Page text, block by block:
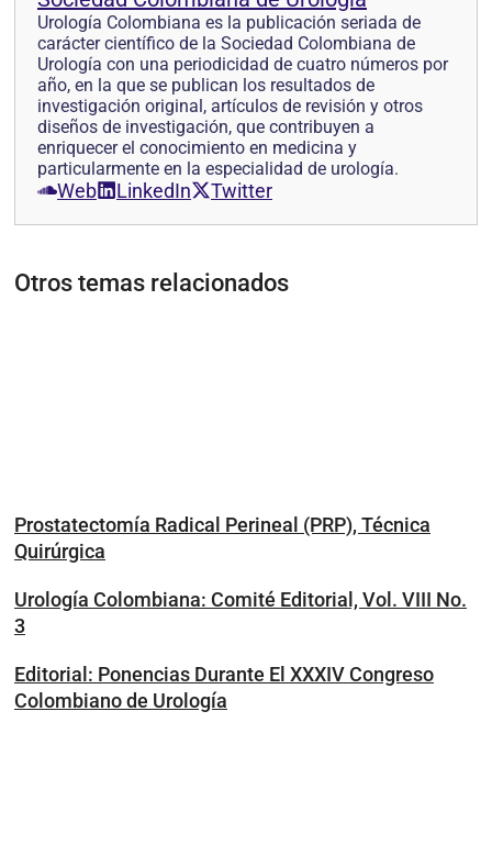
Urología Colombiana es la publicación seriada de
carácter científico de la Sociedad Colombiana de
Urología con una periodicidad de cuatro números por
año, en la que se pub­lican los resultados de
investigación original, artículos de revisión y otros
diseños de investi­gación, que contribuyen a
enriquecer el conocimiento en medicina y
particularmente en la especialidad de urología.
Web LinkedIn Twitter
Otros temas relacionados
Prostatectomía Radical Perineal (PRP), Técnica
Quirúrgica
Urología Colombiana: Comité Editorial, Vol. VIII No.
3
Editorial: Ponencias Durante El XXXIV Congreso
Colombiano de Urología